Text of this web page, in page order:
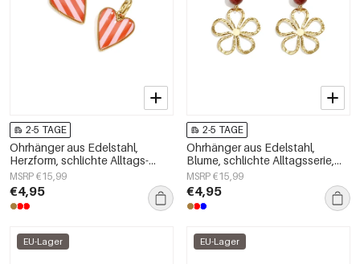
2-5 TAGE
Ohrhänger aus Edelstahl,
Herzform, schlichte Alltags-
Serie, Damenschmuck
MSRP €15,99
€4,95
2-5 TAGE
Ohrhänger aus Edelstahl,
Blume, schlichte Alltagsserie,
Damenschmuck
MSRP €15,99
€4,95
EU-Lager EU-Lager